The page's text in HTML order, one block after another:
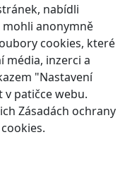
nabídli
anonymně
cookies, které
média, inzerci a
"Nastavení
v patičce webu.
Zásadách ochrany